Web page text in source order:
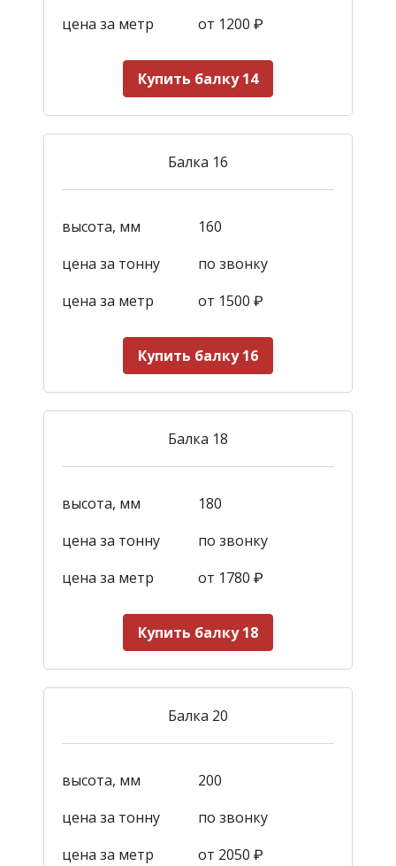
цена за метр
от 1200 ₽
Купить балку 14
Балка 16
высота, мм
160
цена за тонну
по звонку
цена за метр
от 1500 ₽
Купить балку 16
Балка 18
высота, мм
180
цена за тонну
по звонку
цена за метр
от 1780 ₽
Купить балку 18
Балка 20
высота, мм
200
цена за тонну
по звонку
цена за метр
от 2050 ₽